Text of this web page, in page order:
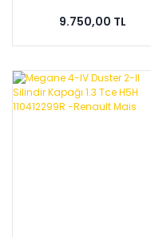
( GÜÇLENDİRİLMİŞ SET )
210512523R - 210107490R -
7703002788R
9.750,00 TL